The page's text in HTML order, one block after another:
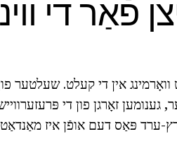
פֿאַר די
אין די קעלט. שעלטער פון
זאָרגן פון די
ערד פּאַס דעם אופֿן איז